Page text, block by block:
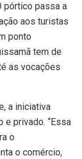
pórtico passa a
aos turistas
ponto
tem de
as vocações
a iniciativa
privado. “Essa
o
o comércio,